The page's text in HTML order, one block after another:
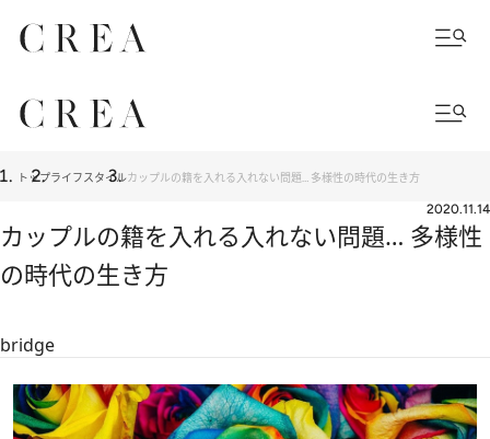
トップライフスタイルカップルの籍を入れる入れない問題… 多様性の時代の生き方
2020.11.14
カップルの籍を入れる入れない問題… 多様性
の時代の生き方
bridge